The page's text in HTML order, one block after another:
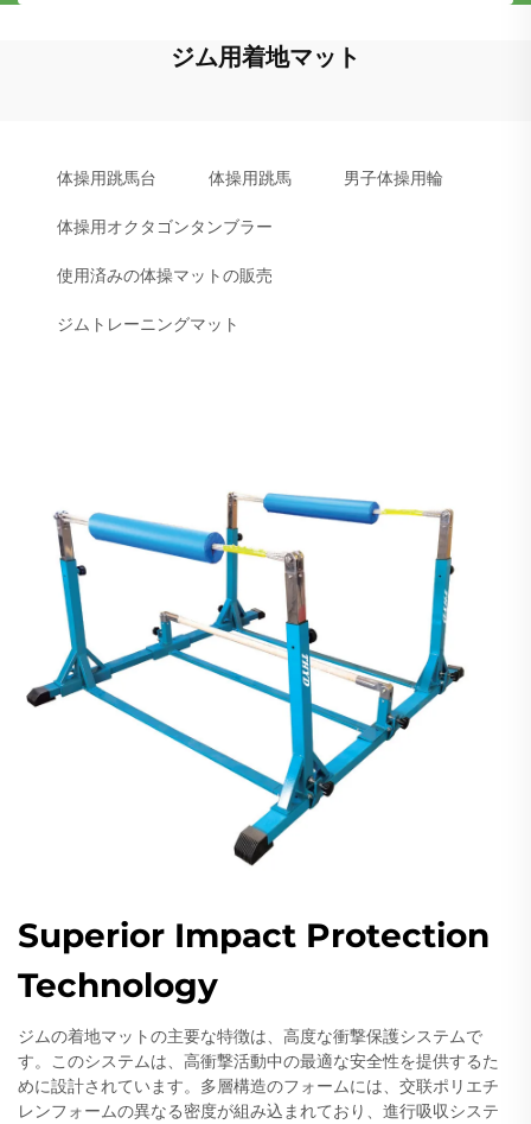
ジム用着地マット
体操用跳馬台 体操用跳馬 男子体操用輪
体操用オクタゴンタンブラー
使用済みの体操マットの販売
ジムトレーニングマット
Superior Impact Protection
Technology
ジムの着地マットの主要な特徴は、高度な衝撃保護システムで
す。このシステムは、高衝撃活動中の最適な安全性を提供するた
めに設計されています。多層構造のフォームには、交联ポリエチ
レンフォームの異なる密度が組み込まれており、進行吸収システ